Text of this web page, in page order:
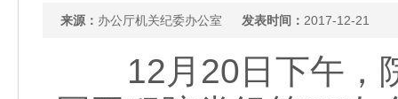
来源： 办公厅机关纪委办公室 发表时间： 2017-12-21
12月20日下午，院